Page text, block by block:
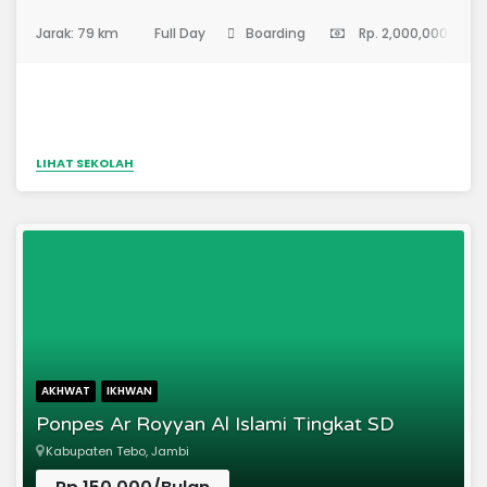
Jarak: 79 km Full Day Boarding Rp. 2,000,000
LIHAT SEKOLAH
AKHWAT IKHWAN
Ponpes Ar Royyan Al Islami Tingkat SD
Kabupaten Tebo, Jambi